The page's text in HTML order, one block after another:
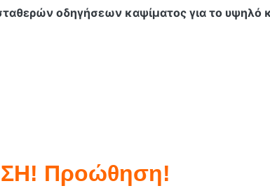
οδηγήσεων καψίματος για το υψηλό
Προώθηση!